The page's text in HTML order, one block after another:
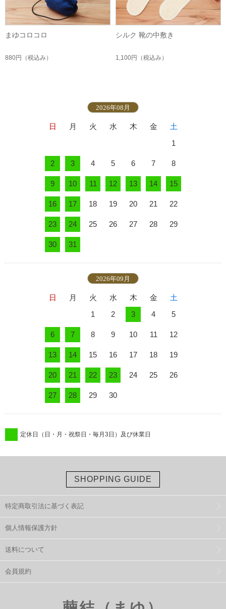
まゆコロコロ
880円 （税込み）
シルク 靴の中敷き
1,100円 （税込み）
2026年08月
日 月 火 水 木 金
土
1
2 3 4 5 6 7 8
9 10 11 12 13 14 15
16 17 18 19 20 21 22
23 24 25 26 27 28 29
30 31
2026年09月
日 月 火 水 木 金
土
1
2 3 4 5
6 7 8 9 10 11 12
13 14 15 16 17 18 19
20 21 22 23 24 25 26
27 28 29 30
定休日（日・月・祝祭日・毎月3日）及び休業日
SHOPPING GUIDE
特定商取引法に基づく表記
個人情報保護方針
送料について
会員規約